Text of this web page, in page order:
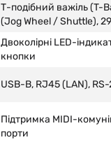
Т-подібний важіль (T-
(Jog Wheel / Shuttle),
Двоколірні LED-
кнопки
USB-B, RJ45 (LAN),
Підтримка MIDI-
порти